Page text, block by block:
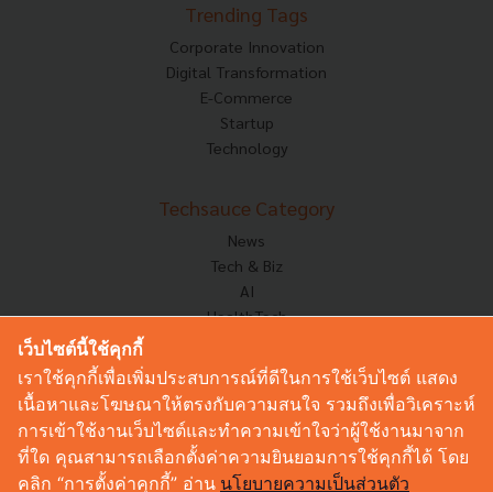
Trending Tags
Corporate Innovation
Digital Transformation
E-Commerce
Startup
Technology
Techsauce Category
News
Tech & Biz
AI
HealthTech
Corp Innov
Saucy Thoughts
Based On
Sustainable
Videos
เว็บไซต์นี้ใช้คุกกี้
เราใช้คุกกี้เพื่อเพิ่มประสบการณ์ที่ดีในการใช้เว็บไซต์ แสดง
เนื้อหาและโฆษณาให้ตรงกับความสนใจ รวมถึงเพื่อวิเคราะห์
การเข้าใช้งานเว็บไซต์และทำความเข้าใจว่าผู้ใช้งานมาจาก
ที่ใด คุณสามารถเลือกตั้งค่าความยินยอมการใช้คุกกี้ได้ โดย
คลิก “การตั้งค่าคุกกี้” อ่าน นโยบายความเป็นส่วนตัว